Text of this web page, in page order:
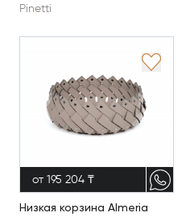
Pinetti
от 195 204 ₸
Низкая корзина Almeria